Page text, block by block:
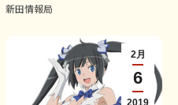
新田情報局
2月
6